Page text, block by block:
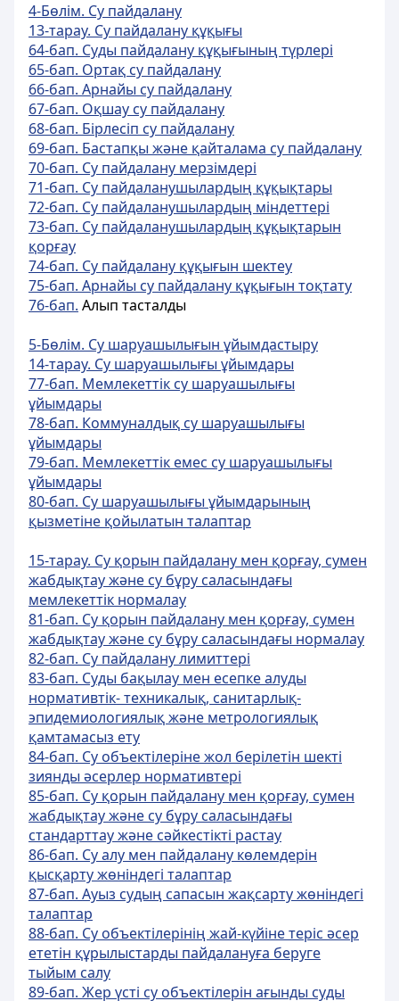
4-Бөлім. Су пайдалану
13-тарау. Су пайдалану құқығы
64-бап. Суды пайдалану құқығының түрлері
65-бап. Ортақ су пайдалану
66-бап. Арнайы су пайдалану
67-бап. Оқшау су пайдалану
68-бап. Бiрлесiп су пайдалану
69-бап. Бастапқы және қайталама су пайдалану
70-бап. Су пайдалану мерзiмдерi
71-бап. Су пайдаланушылардың құқықтары
72-бап. Су пайдаланушылардың мiндеттерi
73-бап. Су пайдаланушылардың құқықтарын
қорғау
74-бап. Су пайдалану құқығын шектеу
75-бап. Арнайы cу пайдалану құқығын тоқтату
76-бап. Алып тасталды
5-Бөлім. Су шаруашылығын ұйымдастыру
14-тарау. Су шаруашылығы ұйымдары
77-бап. Мемлекеттік су шаруашылығы
ұйымдары
78-бап. Коммуналдық су шаруашылығы
ұйымдары
79-бап. Мемлекеттік емес су шаруашылығы
ұйымдары
80-бап. Су шаруашылығы ұйымдарының
қызметiне қойылатын талаптар
15-тарау. Су қорын пайдалану мен қорғау, сумен
жабдықтау және су бұру саласындағы
мемлекеттік нормалау
81-бап. Су қорын пайдалану мен қорғау, сумен
жабдықтау және су бұру саласындағы нормалау
82-бап. Су пайдалану лимиттерi
83-бап. Суды бақылау мен есепке алуды
нормативтiк- техникалық, санитарлық-
эпидемиологиялық және метрологиялық
қамтамасыз ету
84-бап. Су объектiлерiне жол берiлетiн шектi
зиянды әсерлер нормативтерi
85-бап. Су қорын пайдалану мен қорғау, сумен
жабдықтау және су бұру саласындағы
стандарттау және сәйкестікті растау
86-бап. Су алу мен пайдалану көлемдерiн
қысқарту жөніндегі талаптар
87-бап. Ауыз судың сапасын жақсарту жөніндегі
талаптар
88-бап. Су объектiлерiнiң жай-күйiне терiс әсер
ететiн құрылыстарды пайдалануға беруге
тыйым салу
89-бап. Жер үстi су объектiлерiн ағынды суды